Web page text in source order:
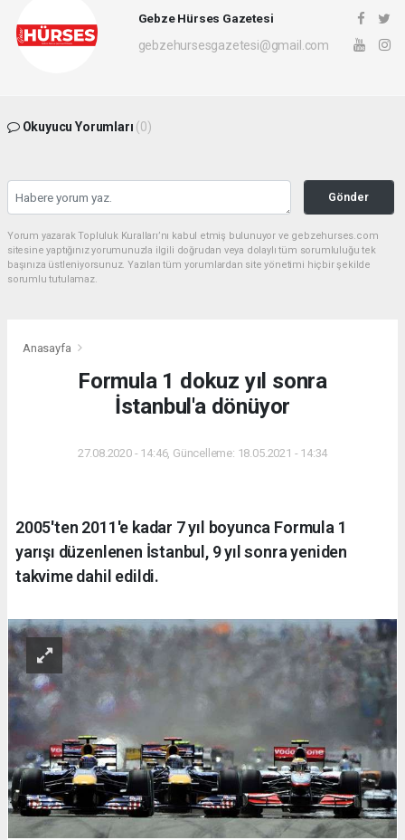
Gebze Hürses Gazetesi
gebzehursesgazetesi@gmail.com
Okuyucu Yorumları (0)
Gönder
Yorum yazarak Topluluk Kuralları’nı kabul etmiş bulunuyor ve gebzehurses.com
sitesine yaptığınız yorumunuzla ilgili doğrudan veya dolaylı tüm sorumluluğu tek
başınıza üstleniyorsunuz. Yazılan tüm yorumlardan site yönetimi hiçbir şekilde
sorumlu tutulamaz.
Anasayfa
Formula 1 dokuz yıl sonra
İstanbul'a dönüyor
27.08.2020 - 14:46, Güncelleme: 18.05.2021 - 14:34
2005'ten 2011'e kadar 7 yıl boyunca Formula 1
yarışı düzenlenen İstanbul, 9 yıl sonra yeniden
takvime dahil edildi.